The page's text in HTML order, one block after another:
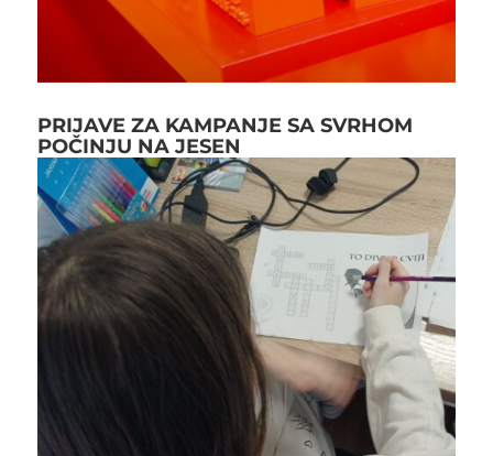
PRIJAVE ZA KAMPANJE SA SVRHOM
POČINJU NA JESEN